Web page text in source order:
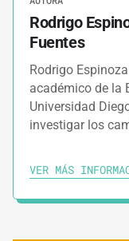
Rodrigo
Fuentes
Rodrigo
académico de la
Universidad
investigar los
VER MÁS